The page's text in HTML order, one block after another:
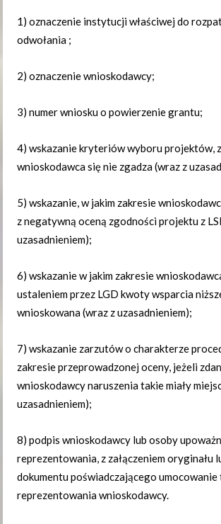
1) oznaczenie instytucji właściwej do
odwołania ;
2) oznaczenie wnioskodawcy;
3) numer wniosku o powierzenie grantu;
4) wskazanie kryteriów wyboru projektów,
wnioskodawca się nie zgadza (wraz z
5) wskazanie, w jakim zakresie
z negatywną oceną zgodności projektu z
uzasadnieniem);
6) wskazanie w jakim zakresie
ustaleniem przez LGD kwoty wsparcia
wnioskowana (wraz z uzasadnieniem);
7) wskazanie zarzutów o charakterze
zakresie przeprowadzonej oceny, jeżeli
wnioskodawcy naruszenia takie miały
uzasadnieniem);
8) podpis wnioskodawcy lub osoby
reprezentowania, z załączeniem oryginału
dokumentu poświadczającego
reprezentowania wnioskodawcy.